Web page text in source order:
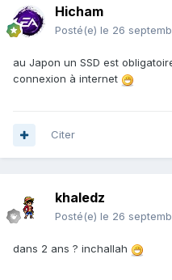
Hicham
Posté(e) le 26
au Japon un SSD est
connexion à internet
Citer
khaledz
Posté(e) le 26
dans 2 ans ? inchallah